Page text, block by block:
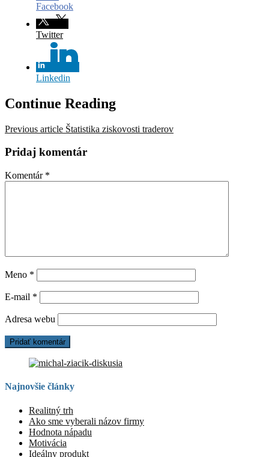
Facebook
Twitter
Linkedin
Continue Reading
Previous article Štatistika ziskovosti traderov
Pridaj komentár
Komentár *
Meno *
E-mail *
Adresa webu
Najnovšie články
Realitný trh
Ako sme vyberali názov firmy
Hodnota nápadu
Motivácia
Ideálny produkt